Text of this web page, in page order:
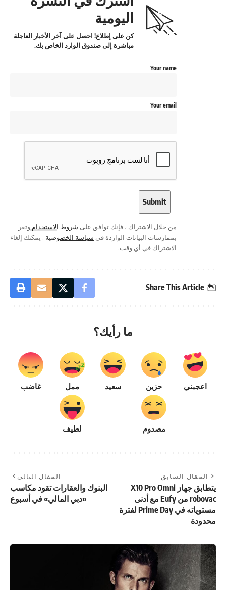
اليومية
كن على إطلاع! احصل على آخر الأخبار العاجلة
مباشرة إلى صندوق الوارد الخاص بك.
Your name
Your email
من خلال الاشتراك ، فإنك توافق على شروط الاستخدام وتقر
بممارسات البيانات الواردة في سياسة الخصوصية . يمكنك إلغاء
الاشتراك في أي وقت.
Share This Article
ما رأيك؟
اعجبني حزين سعيد ممل غاضب
مصدوم لطيف
المقال السابق
يتطابق جهاز X10 Pro Omni
robovac من Eufy مع أدنى
مستوياته في Prime Day لفترة
محدودة
المقال التالي
البنوك والعقارات تقود مكاسب
«دبي المالي» في أسبوع